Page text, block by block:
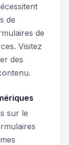
de
de
Visitez
des
sur le